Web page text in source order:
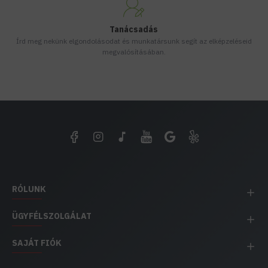
Tanácsadás
Írd meg nekünk elgondolásodat és munkatársunk segít az elképzeléseid
megvalósításában.
RÓLUNK
ÜGYFÉLSZOLGÁLAT
SAJÁT FIÓK